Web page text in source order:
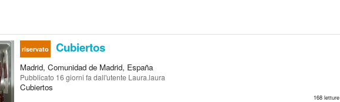
riservato Cubiertos
Madrid, Comunidad de Madrid, España
Pubblicato 16 giorni fa dall'utente Laura.laura
Cubiertos
168 letture